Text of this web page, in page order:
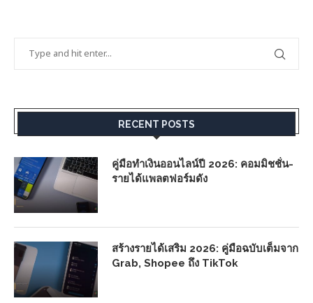
RECENT POSTS
คู่มือทำเงินออนไลน์ปี 2026: คอมมิชชั่น-
รายได้แพลตฟอร์มดัง
สร้างรายได้เสริม 2026: คู่มือฉบับเต็มจาก
Grab, Shopee ถึง TikTok